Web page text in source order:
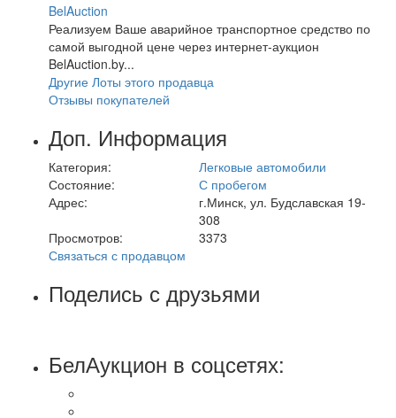
BelAuction
Реализуем Ваше аварийное транспортное средство по
самой выгодной цене через интернет-аукцион
BelAuction.by...
Другие Лоты этого продавца
Отзывы покупателей
Доп. Информация
Категория:
Легковые автомобили
Состояние:
С пробегом
Адрес:
г.Минск, ул. Будславская 19-
308
Просмотров:
3373
Связаться с продавцом
Поделись с друзьями
БелАукцион в соцсетях: